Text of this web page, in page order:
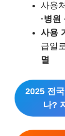
사용
·병
사용
급일
멸
2025 전
나?